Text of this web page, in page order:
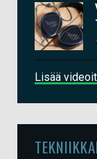
Lisää